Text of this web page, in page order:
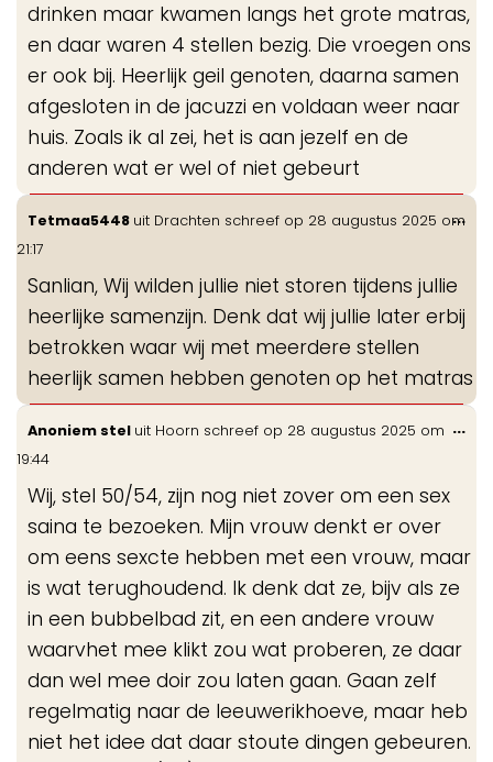
drinken maar kwamen langs het grote matras,
en daar waren 4 stellen bezig. Die vroegen ons
er ook bij. Heerlijk geil genoten, daarna samen
afgesloten in de jacuzzi en voldaan weer naar
huis. Zoals ik al zei, het is aan jezelf en de
anderen wat er wel of niet gebeurt
Tetmaa5448 uit Drachten schreef op 28 augustus 2025 om
21:17
Sanlian, Wij wilden jullie niet storen tijdens jullie
heerlijke samenzijn. Denk dat wij jullie later erbij
betrokken waar wij met meerdere stellen
heerlijk samen hebben genoten op het matras
...
Anoniem stel uit Hoorn schreef op 28 augustus 2025 om
19:44
Wij, stel 50/54, zijn nog niet zover om een sex
saina te bezoeken. Mijn vrouw denkt er over
om eens sexcte hebben met een vrouw, maar
is wat terughoudend. Ik denk dat ze, bijv als ze
in een bubbelbad zit, en een andere vrouw
waarvhet mee klikt zou wat proberen, ze daar
dan wel mee doir zou laten gaan. Gaan zelf
regelmatig naar de leeuwerikhoeve, maar heb
niet het idee dat daar stoute dingen gebeuren.
...